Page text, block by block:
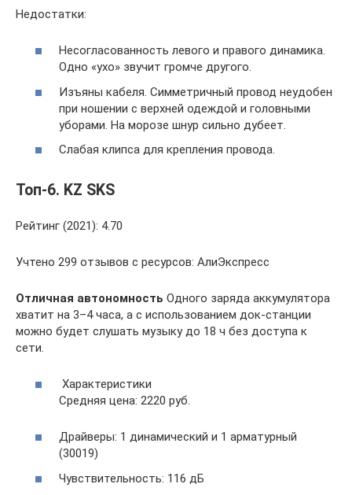
Недостатки:
Несогласованность левого и правого динамика.
Одно «ухо» звучит громче другого.
Изъяны кабеля. Симметричный провод неудобен
при ношении с верхней одеждой и головными
уборами. На морозе шнур сильно дубеет.
Слабая клипса для крепления провода.
Топ-6. KZ SKS
Рейтинг (2021): 4.70
Учтено 299 отзывов с ресурсов: АлиЭкспресс
Отличная автономность Одного заряда аккумулятора
хватит на 3–4 часа, а с использованием док-станции
можно будет слушать музыку до 18 ч без доступа к
сети.
Характеристики
Средняя цена: 2220 руб.
Драйверы: 1 динамический и 1 арматурный
(30019)
Чувствительность: 116 дБ